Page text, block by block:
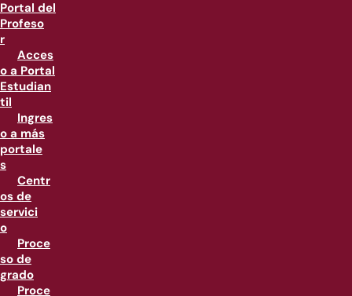
Portal del
Profeso
r
Acces
o a Portal
Estudian
til
Ingres
o a más
portale
s
Centr
os de
servici
o
Proce
so de
grado
Proce